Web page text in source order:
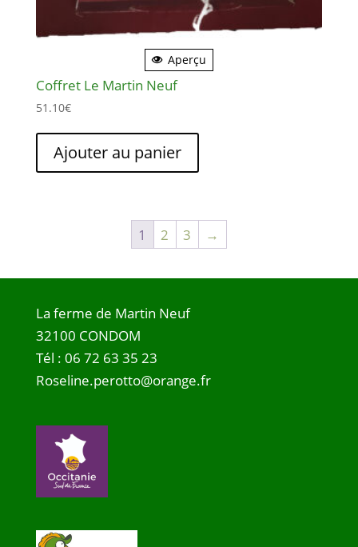
Aperçu
Coffret Le Martin Neuf
51.10€
Ajouter au panier
1 2 3 →
La ferme de Martin Neuf
32100 CONDOM
Tél : 06 72 63 35 23
Roseline.perotto@orange.fr